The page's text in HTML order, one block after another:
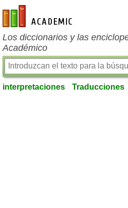
es-academic.com
Los diccionarios y las
Académico
interpretaciones Traducciones